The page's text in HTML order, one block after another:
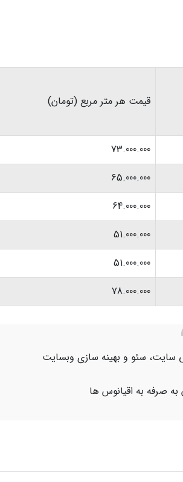
قیمت هر متر مربع (تومان)
73.000.000
65.000.000
64.000.000
51.000.000
51.000.000
78.000.000
سایت، سئو و بهینه سازی وبسایت
صرفه به اقیانوس ها